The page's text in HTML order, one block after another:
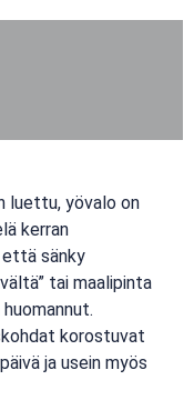
luettu, yövalo on
kerran
että sänky
tai maalipinta
korostuvat
ja usein myös